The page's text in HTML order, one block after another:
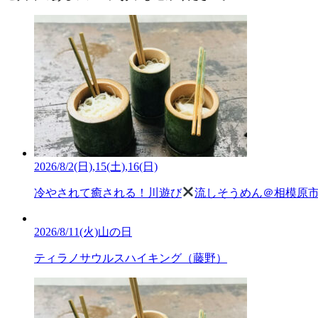
2026/8/2(日),15(土),16(日)
冷やされて癒される！川遊び 流しそうめん＠相模原
2026/8/11(火)山の日
ティラノサウルスハイキング（藤野）